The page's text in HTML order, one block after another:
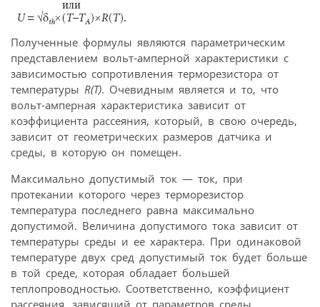
Полученные формулы являются параметрическим
представлением вольт-амперной характеристики с
зависимостью сопротивления терморезистора от
температуры R(T). Очевидным является и то, что
вольт-амперная характеристика зависит от
коэффициента рассеяния, который, в свою очередь,
зависит от геометрических размеров датчика и
среды, в которую он помещен.
Максимально допустимый ток — ток, при
протекании которого через терморезистор
температура последнего равна максимально
допустимой. Величина допустимого тока зависит от
температуры среды и ее характера. При одинаковой
температуре двух сред допустимый ток будет больше
в той среде, которая обладает большей
теплопроводностью. Соответственно, коэффициент